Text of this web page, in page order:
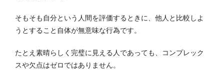
そもそも自分という人間を評価するときに、他人と比較しよ
うとすること自体が無意味な行為です。
たとえ素晴らしく完璧に見える人であっても、コンプレック
スや欠点はゼロではありません。